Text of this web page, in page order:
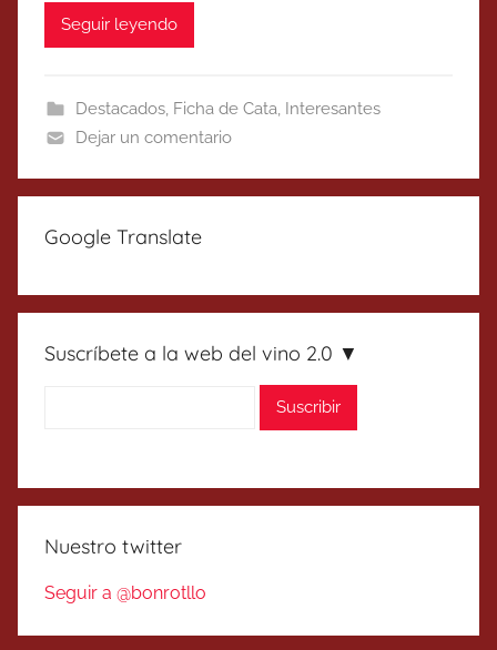
Seguir leyendo
Destacados, Ficha de Cata, Interesantes
Dejar un comentario
Google Translate
Suscríbete a la web del vino 2.0 ▼
Nuestro twitter
Seguir a @bonrotllo